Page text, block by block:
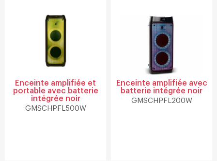
Enceinte amplifiée et
portable avec batterie
intégrée noir
GMSCHPFL500W
Enceinte amplifiée avec
batterie intégrée noir
GMSCHPFL200W